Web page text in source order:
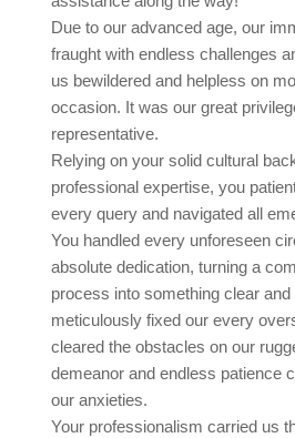
Due to our advanced age, our
fraught with endless challenges
us bewildered and helpless on
occasion. It was our great
representative.
Relying on your solid cultural
professional expertise, you
every query and navigated all
You handled every unforeseen
absolute dedication, turning a
process into something clear and
meticulously fixed our every
cleared the obstacles on our
demeanor and endless patience
our anxieties.
Your professionalism carried us